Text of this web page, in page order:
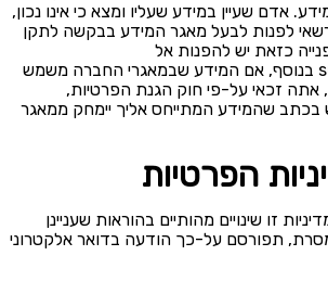
אדם שעיין במידע שעליו ומצא כי אינו נכון,
לפנות לבעל מאגר המידע בבקשה לתקן
כזאת יש להפנות אל
בנוסף, אם המידע שבמאגרי החברה משמש
אתה זכאי על-פי חוק הגנת הפרטיות,
1981 לדרוש בכתב שהמידע המתייחס אליך יימחק ממאגר
הפרטיות
זו שינויים מהותיים בהוראות שעניינן
תפורסם על-כך הודעה בדואר אלקטרוני